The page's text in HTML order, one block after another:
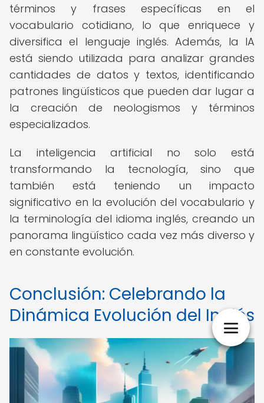
términos y frases específicas en el
vocabulario cotidiano, lo que enriquece y
diversifica el lenguaje inglés. Además, la IA
está siendo utilizada para analizar grandes
cantidades de datos y textos, identificando
patrones lingüísticos que pueden dar lugar a
la creación de neologismos y términos
especializados.
La inteligencia artificial no solo está
transformando la tecnología, sino que
también está teniendo un impacto
significativo en la evolución del vocabulario y
la terminología del idioma inglés, creando un
panorama lingüístico cada vez más diverso y
en constante evolución.
Conclusión: Celebrando la
Dinámica Evolución del Inglés